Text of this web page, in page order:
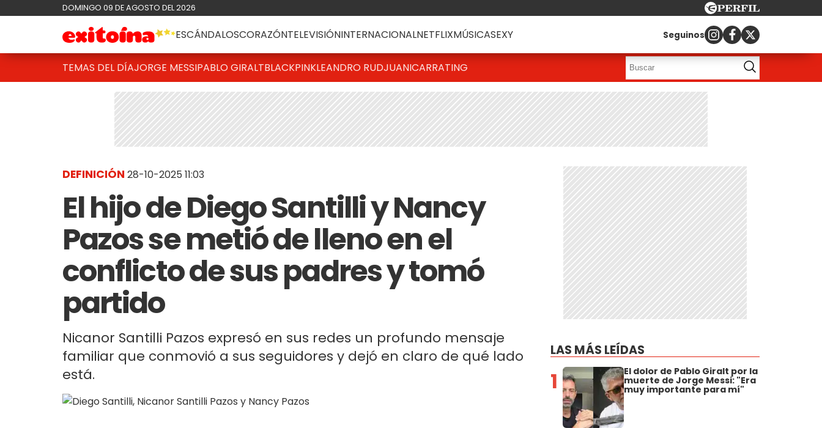
DOMINGO 09 DE AGOSTO DEL 2026
ESCÁNDALOSCORAZÓNTELEVISIÓNINTERNACIONALNETFLIXMÚSICASEXY Seguinos
TEMAS DEL DÍAJORGE MESSIPABLO GIRALTBLACKPINKLEANDRO RUDJUANICARRATING
DEFINICIÓN 28-10-2025 11:03
El hijo de Diego Santilli y Nancy
Pazos se metió de lleno en el
conflicto de sus padres y tomó
partido
Nicanor Santilli Pazos expresó en sus redes un profundo mensaje
familiar que conmovió a sus seguidores y dejó en claro de qué lado
está.
LAS MÁS LEÍDAS
1 El dolor de Pablo Giralt por la
muerte de Jorge Messi: "Era
muy importante para mí"